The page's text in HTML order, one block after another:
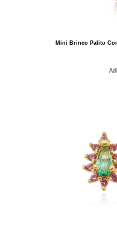
Mini Brinco Palito